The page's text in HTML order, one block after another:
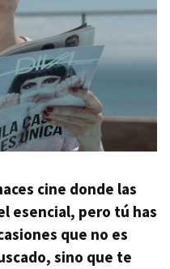
cine donde las
esencial, pero tú has
que no es
sino que te